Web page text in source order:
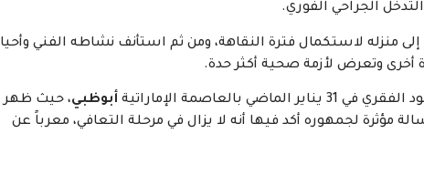
الجراحي الفوري.
منزله لاستكمال فترة النقاهة، ومن ثم استأنف نشاطه الفني وأحيا
أخرى وتعرض لأزمة صحية أكثر حدة.
الإماراتية أبوظبي، حيث ظهر
لجمهوره أكد فيها أنه لا يزال في مرحلة التعافي، معرباً عن